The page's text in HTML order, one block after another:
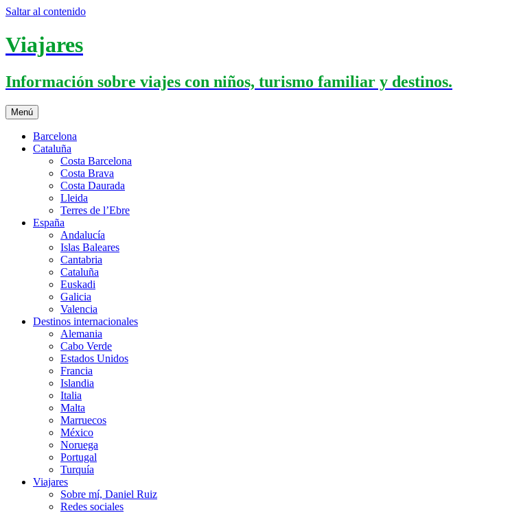
Saltar al contenido
Viajares
Información sobre viajes con niños, turismo familiar y destinos.
Menú
Barcelona
Cataluña
Costa Barcelona
Costa Brava
Costa Daurada
Lleida
Terres de l’Ebre
España
Andalucía
Islas Baleares
Cantabria
Cataluña
Euskadi
Galicia
Valencia
Destinos internacionales
Alemania
Cabo Verde
Estados Unidos
Francia
Islandia
Italia
Malta
Marruecos
México
Noruega
Portugal
Turquía
Viajares
Sobre mí, Daniel Ruiz
Redes sociales